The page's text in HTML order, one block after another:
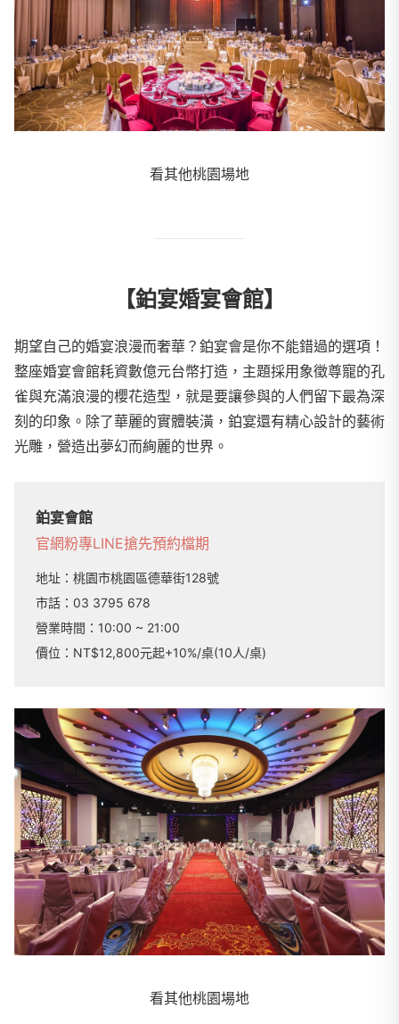
看其他桃園場地
【鉑宴婚宴會館】
期望自己的婚宴浪漫而奢華？鉑宴會是你不能錯過的選項！
整座婚宴會館耗資數億元台幣打造，主題採用象徵尊寵的孔
雀與充滿浪漫的櫻花造型，就是要讓參與的人們留下最為深
刻的印象。除了華麗的實體裝潢，鉑宴還有精心設計的藝術
光雕，營造出夢幻而絢麗的世界。
鉑宴會館
官網粉專LINE搶先預約檔期
地址： 桃園市桃園區德華街128號
市話： 03 3795 678
營業時間： 10:00 ~ 21:00
價位：NT$12,800元起+10%/桌(10人/桌)
看其他桃園場地